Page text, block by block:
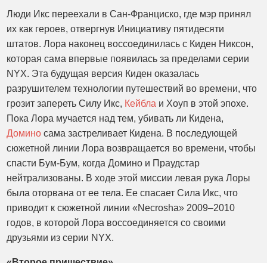
Люди Икс переехали в Сан-Франциско, где мэр принял
их как героев, отвергнув Инициативу пятидесяти
штатов. Лора наконец воссоединилась с Киден Никсон,
которая сама впервые появилась за пределами серии
NYX. Эта будущая версия Киден оказалась
разрушителем технологии путешествий во времени, что
грозит запереть Силу Икс, Кейбла и Хоуп в этой эпохе.
Пока Лора мучается над тем, убивать ли Кидена,
Домино сама застреливает Кидена. В последующей
сюжетной линии Лора возвращается во времени, чтобы
спасти Бум-Бум, когда Домино и Праудстар
нейтрализованы. В ходе этой миссии левая рука Лоры
была оторвана от ее тела. Ее спасает Сила Икс, что
приводит к сюжетной линии «Necrosha» 2009–2010
годов, в которой Лора воссоединяется со своими
друзьями из серии NYX.